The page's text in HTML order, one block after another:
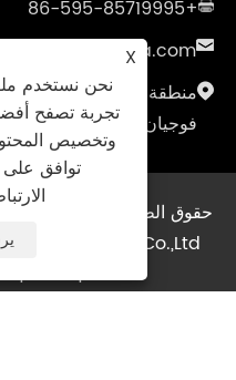
+86-595-85719995
منطقة صناعة ياوقيان،
فوجيان، الصين
Co.,Ltd. جميع الحقوق محفوظة
RSS|XML
|
X
نحن نستخدم
تجربة تصفح
وتخصيص
توافق على